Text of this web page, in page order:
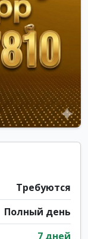
Требуются
Полный день
7 дней